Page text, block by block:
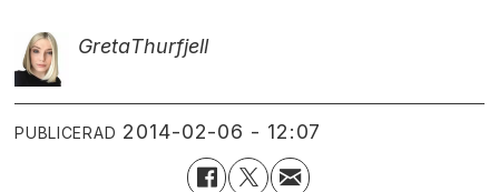
GretaThurfjell
PUBLICERAD 2014-02-06 - 12:07